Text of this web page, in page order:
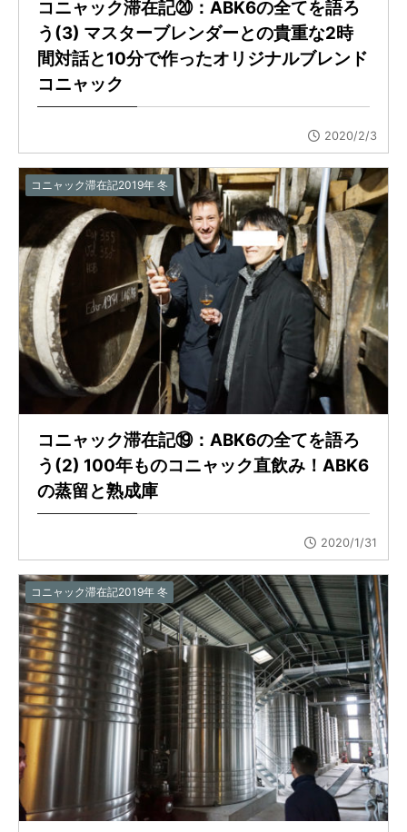
コニャック滞在記⑳：ABK6の全てを語ろ
う(3) マスターブレンダーとの貴重な2時
間対話と10分で作ったオリジナルブレンド
コニャック
2020/2/3
コニャック滞在記2019年 冬
コニャック滞在記⑲：ABK6の全てを語ろ
う(2) 100年ものコニャック直飲み！ABK6
の蒸留と熟成庫
2020/1/31
コニャック滞在記2019年 冬